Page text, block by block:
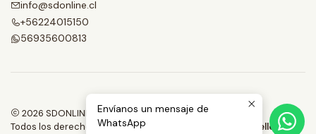
info@sdonline.cl
+56224015150
56935600813
2026 SDONLINE.
Todos los derechos reservados.
Desarrollado por Jumpseller.
Envíanos un mensaje de
WhatsApp